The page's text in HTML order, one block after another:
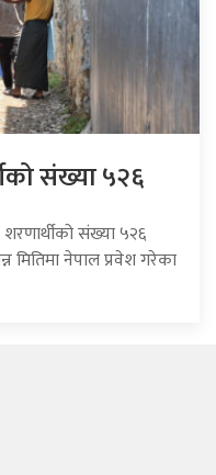
संख्या ५२६
शरणार्थीको संख्या ५२६
मितिमा नेपाल प्रवेश गरेका